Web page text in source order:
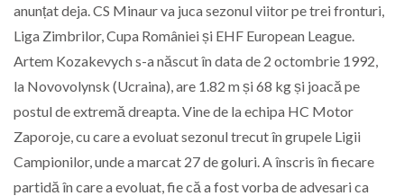
anunțat deja. CS Minaur va juca sezonul viitor pe trei fronturi,
Liga Zimbrilor, Cupa României și EHF European League.
Artem Kozakevych s-a născut în data de 2 octombrie 1992,
la Novovolynsk (Ucraina), are 1.82 m și 68 kg și joacă pe
postul de extremă dreapta. Vine de la echipa HC Motor
Zaporoje, cu care a evoluat sezonul trecut în grupele Ligii
Campionilor, unde a marcat 27 de goluri. A înscris în fiecare
partidă în care a evoluat, fie că a fost vorba de advesari ca